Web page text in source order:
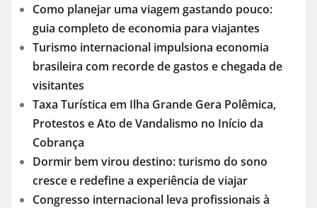
Como planejar uma viagem gastando pouco:
guia completo de economia para viajantes
Turismo internacional impulsiona economia
brasileira com recorde de gastos e chegada de
visitantes
Taxa Turística em Ilha Grande Gera Polêmica,
Protestos e Ato de Vandalismo no Início da
Cobrança
Dormir bem virou destino: turismo do sono
cresce e redefine a experiência de viajar
Congresso internacional leva profissionais à